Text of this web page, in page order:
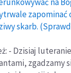
zapominać
skarb.
- Dzisiaj
zgadzamy